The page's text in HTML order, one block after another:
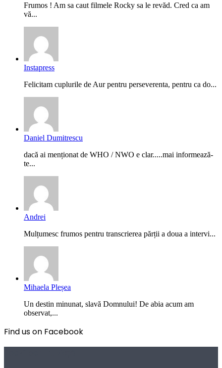
Frumos ! Am sa caut filmele Rocky sa le revăd. Cred ca am
vă...
Instapress
Felicitam cuplurile de Aur pentru perseverenta, pentru ca do...
Daniel Dumitrescu
dacă ai menționat de WHO / NWO e clar.....mai informează-
te...
Andrei
Mulțumesc frumos pentru transcrierea părții a doua a intervi...
Mihaela Pleșea
Un destin minunat, slavă Domnului! De abia acum am
observat,...
Find us on Facebook